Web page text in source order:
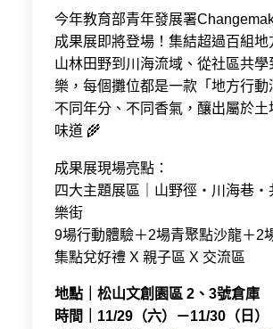
今年教育部青年發展署
成果展即將登場！集結超過百組地
山林田野到川海流域、從社區共學
樂，每個攤位都是一款「地方行動
不同年分、不同香氣，釀出屬於土
味道 🌾
成果展現場亮點：
四大主題展區｜山野徑・川海巷・
樂街
9場行動體驗＋2場青聚點沙龍＋2
集點兌好禮 X 親子區 X 交流區
地點｜松山文創園區 2、3號倉庫
時間｜11/29（六）－11/30（日）